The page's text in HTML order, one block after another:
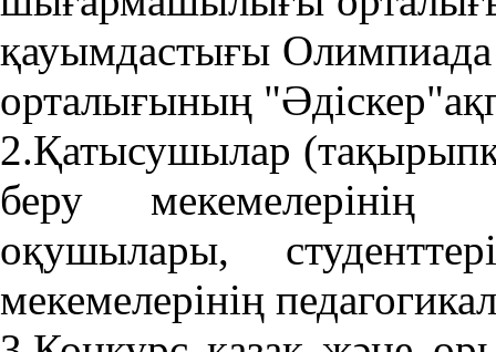
қауымдастығы
орталығының
2.Қатысушылар
беру мекемелерінің
оқушылары,
мекемелерінің